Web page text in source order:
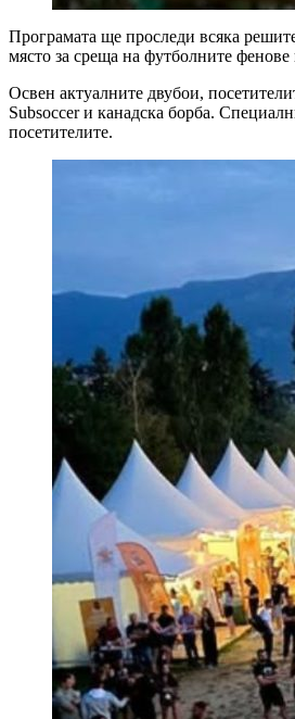
Програмата ще проследи всяка
място за среща на футболните
Освен актуалните двубои,
Subsoccer и канадска борба.
посетителите.